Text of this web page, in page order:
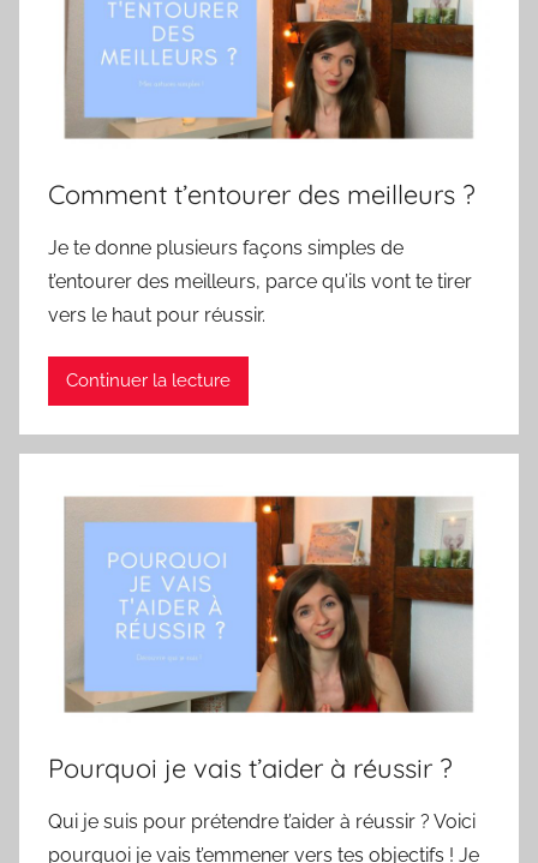
Comment t’entourer des meilleurs ?
Je te donne plusieurs façons simples de
t’entourer des meilleurs, parce qu’ils vont te tirer
vers le haut pour réussir.
Continuer la lecture
Pourquoi je vais t’aider à réussir ?
Qui je suis pour prétendre t’aider à réussir ? Voici
pourquoi je vais t’emmener vers tes objectifs ! Je